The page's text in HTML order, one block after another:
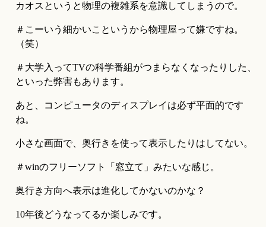
カオスというと物理の複雑系を意識してしまうので。
＃こーいう細かいこというから物理屋って嫌ですね。
（笑）
＃大学入ってTVの科学番組がつまらなくなったりした、
といった弊害もあります。
あと、コンピュータのディスプレイは必ず平面的です
ね。
小さな画面で、奥行きを使って表示したりはしてない。
＃winのフリーソフト「窓立て」みたいな感じ。
奥行き方向へ表示は進化してかないのかな？
10年後どうなってるか楽しみです。